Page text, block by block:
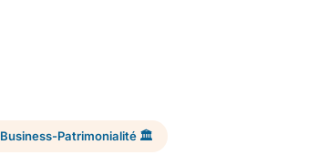
Business-Patrimonialité 🏛️